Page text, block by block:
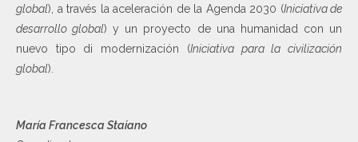
global), a través la aceleración de la Agenda 2030 (Iniciativa de
desarrollo global) y un proyecto de una humanidad con un
nuevo tipo di modernización (Iniciativa para la civilización
global).
María Francesca Staiano